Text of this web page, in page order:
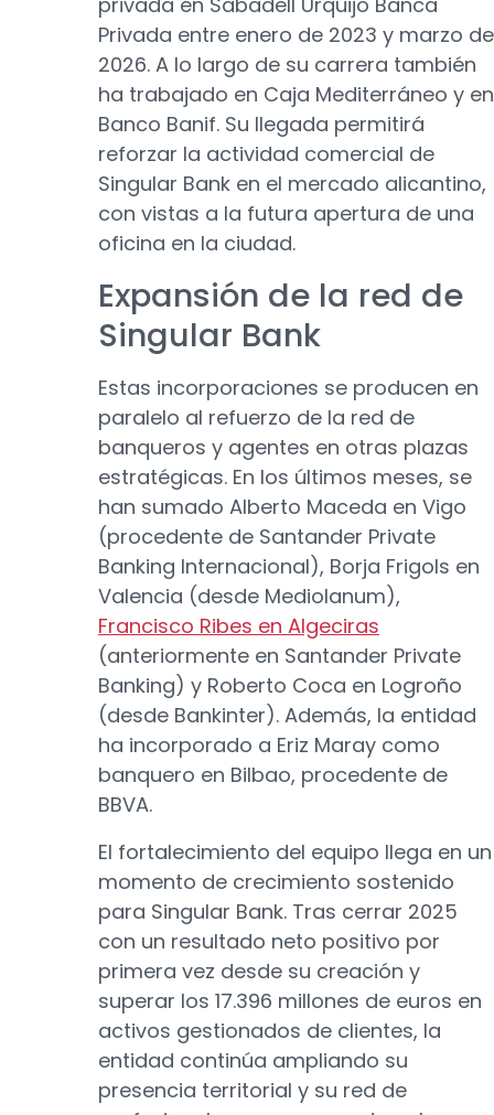
Privada entre enero de 2023 y marzo de
2026. A lo largo de su carrera también
ha trabajado en Caja Mediterráneo y en
Banco Banif. Su llegada permitirá
reforzar la actividad comercial de
Singular Bank en el mercado alicantino,
con vistas a la futura apertura de una
oficina en la ciudad.
Expansión de la red de
Singular Bank
Estas incorporaciones se producen en
paralelo al refuerzo de la red de
banqueros y agentes en otras plazas
estratégicas. En los últimos meses, se
han sumado Alberto Maceda en Vigo
(procedente de Santander Private
Banking Internacional), Borja Frigols en
Valencia (desde Mediolanum),
Francisco Ribes en Algeciras
(anteriormente en Santander Private
Banking) y Roberto Coca en Logroño
(desde Bankinter). Además, la entidad
ha incorporado a Eriz Maray como
banquero en Bilbao, procedente de
BBVA.
El fortalecimiento del equipo llega en un
momento de crecimiento sostenido
para Singular Bank. Tras cerrar 2025
con un resultado neto positivo por
primera vez desde su creación y
superar los 17.396 millones de euros en
activos gestionados de clientes, la
entidad continúa ampliando su
presencia territorial y su red de